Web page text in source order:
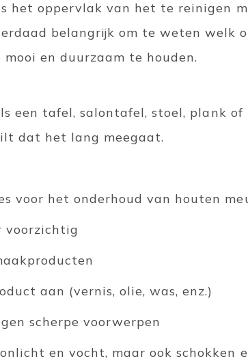
het oppervlak van het te reinigen
belangrijk om te weten welk
en duurzaam te houden.
een tafel, salontafel, stoel, plank
dat het lang meegaat.
voor het onderhoud van houten
voorzichtig
aan (vernis, olie, was, enz.)
scherpe voorwerpen
en vocht, maar ook schokken